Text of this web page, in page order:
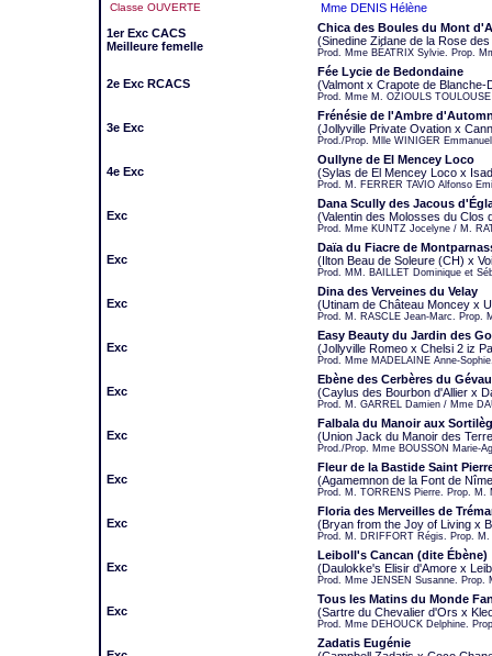
Classe OUVERTE
Mme DENIS Hélène
1er Exc CACS
Meilleure femelle
Chica des Boules du Mont
(Sinedine Zidane de la Rose
Prod. Mme BÉATRIX Sylvie. Prop.
2e Exc RCACS
Fée Lycie de Bedondaine
(Valmont x Crapote de Blanche-
Prod. Mme M. OZIOULS
3e Exc
Frénésie de l'Ambre
(Jollyville Private Ovation x
Prod./Prop. Mlle WINIGER
4e Exc
Oullyne de El Mencey Loco
(Sylas de El Mencey Loco x
Prod. M. FERRER TAVIO Alfonso
Exc
Dana Scully des Jacous
(Valentin des Molosses du Clos
Prod. Mme KUNTZ Jocelyne / M.
Exc
Daïa du Fiacre de
(Ilton Beau de Soleure (CH) x
Prod. MM. BAILLET Dominique et
Exc
Dina des Verveines du Velay
(Utinam de Château Moncey x
Prod. M. RASCLE Jean-Marc. Prop.
Exc
Easy Beauty du Jardin des
(Jollyville Romeo x Chelsi 2 iz
Prod. Mme MADELAINE Anne-
Exc
Ebène des Cerbères du
(Caylus des Bourbon d'Allier x
Prod. M. GARREL Damien / Mme
Exc
Falbala du Manoir aux
(Union Jack du Manoir des
Prod./Prop. Mme BOUSSON Marie-
Exc
Fleur de la Bastide Saint
(Agamemnon de la Font de
Prod. M. TORRENS Pierre. Prop. M.
Exc
Floria des Merveilles de
(Bryan from the Joy of Living x
Prod. M. DRIFFORT Régis. Prop.
Exc
Leiboll's Cancan (dite Ébène)
(Daulokke's Elisir d'Amore x
Prod. Mme JENSEN Susanne. Prop.
Exc
Tous les Matins du Monde
(Sartre du Chevalier d'Ors x
Prod. Mme DEHOUCK Delphine.
Zadatis Eugénie